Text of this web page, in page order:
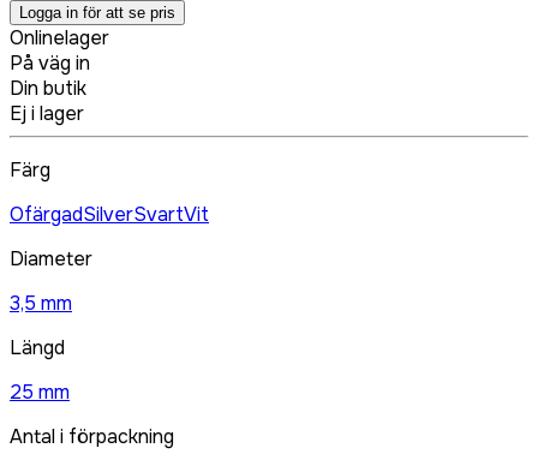
Logga in för att se pris
Onlinelager
På väg in
Din butik
Ej i lager
Färg
OfärgadSilverSvartVit
Diameter
3,5 mm
Längd
25 mm
Antal i förpackning